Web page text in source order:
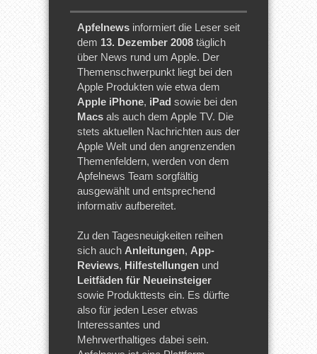
Apfelnews informiert die Leser seit
dem 13. Dezember 2008 täglich
über News rund um Apple. Der
Themenschwerpunkt liegt bei den
Apple Produkten wie etwa dem
Apple iPhone, iPad sowie bei den
Macs als auch dem Apple TV. Die
stets aktuellen Nachrichten aus der
Apple Welt und den angrenzenden
Themenfeldern, werden von dem
Apfelnews Team sorgfältig
ausgewählt und entsprechend
informativ aufbereitet.
Zu den Tagesneuigkeiten reihen
sich auch Anleitungen, App-
Reviews, Hilfestellungen und
Leitfäden für Neueinsteiger
sowie Produkttests ein. Es dürfte
also für jeden Leser etwas
Interessantes und
Mehrwerthaltiges dabei sein.